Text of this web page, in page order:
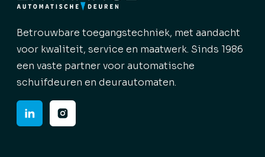
Betrouwbare toegangstechniek, met aandacht
voor kwaliteit, service en maatwerk. Sinds 1986
een vaste partner voor automatische
schuifdeuren en deurautomaten.